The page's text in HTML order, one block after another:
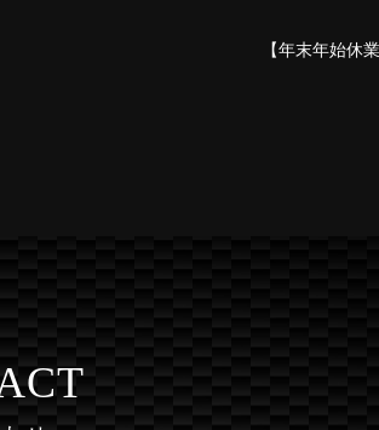
【年末年始休